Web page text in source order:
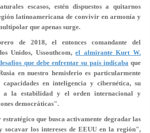
escasos, estén dispuestos a quitarnos
latinoamericana de convivir en armonía y
que apenas surge.
de 2018, el entonces comandante del
Unidos, Ussouthcom,el almirante Kurt W.
que debe enfrentar su país indicabaque
en nuestro hemisferio es particularmente
capacidades en inteligencia y cibernética, su
a la estabilidad y el orden internacional y
democráticas".
que busca activamente degradar las
socavar los intereses de EEUU en la región",